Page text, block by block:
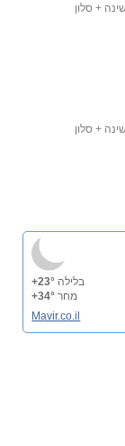
בלילה +23°
מחר +34°
Mavir.co.il